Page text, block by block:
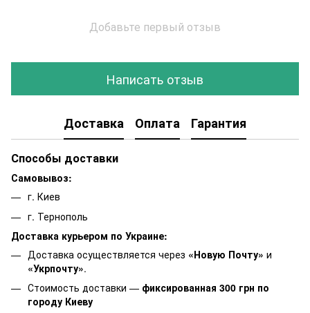
Добавьте первый отзыв
Написать отзыв
Доставка Оплата Гарантия
Способы доставки
Самовывоз:
г. Киев
г. Тернополь
Доставка курьером по Украине:
Доставка осуществляется через «Новую Почту» и
«Укрпочту».
Стоимость доставки — фиксированная 300 грн по
городу Киеву